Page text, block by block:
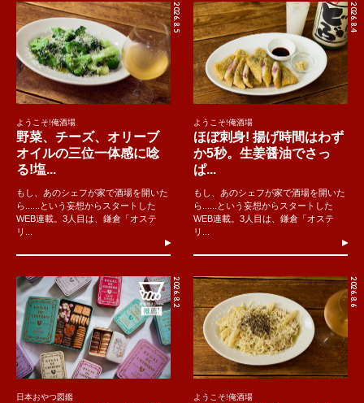
2026.8.5
ようこそ!俺酒場
野菜、チーズ、オリーブ
オイルの三位一体感に唸
る!塩...
もし、あのシェフが家で酒場を開いた
ら......という妄想からスタートした
WEB連載。3人目は、鎌倉「オステ
リ...
2026.8.4
ようこそ!俺酒場
ほぼ刺身! 揚げ時間はわず
か5秒。生姜醤油でさっ
ぱ...
もし、あのシェフが家で酒場を開いた
ら......という妄想からスタートした
WEB連載。3人目は、鎌倉「オステ
リ...
2026.8.2
日本おやつ図鑑
2026.8.6
ようこそ!俺酒場